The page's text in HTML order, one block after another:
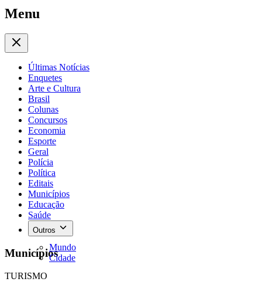
Menu
Últimas Notícias
Enquetes
Arte e Cultura
Brasil
Colunas
Concursos
Economia
Esporte
Geral
Polícia
Política
Editais
Municípios
Educação
Saúde
Outros
Mundo
Cidade
Municípios
TURISMO